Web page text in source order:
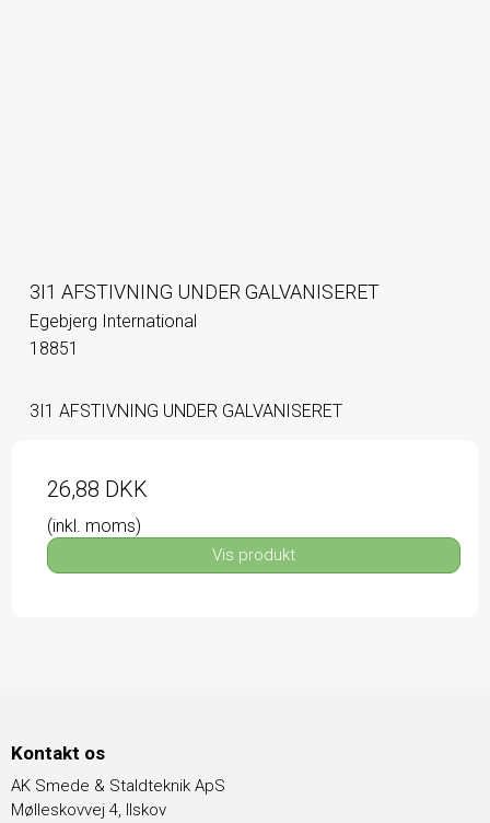
3I1 AFSTIVNING UNDER GALVANISERET
Egebjerg International
18851
3I1 AFSTIVNING UNDER GALVANISERET
26,88 DKK
(inkl. moms)
Vis produkt
Kontakt os
AK Smede & Staldteknik ApS
Mølleskovvej 4, Ilskov